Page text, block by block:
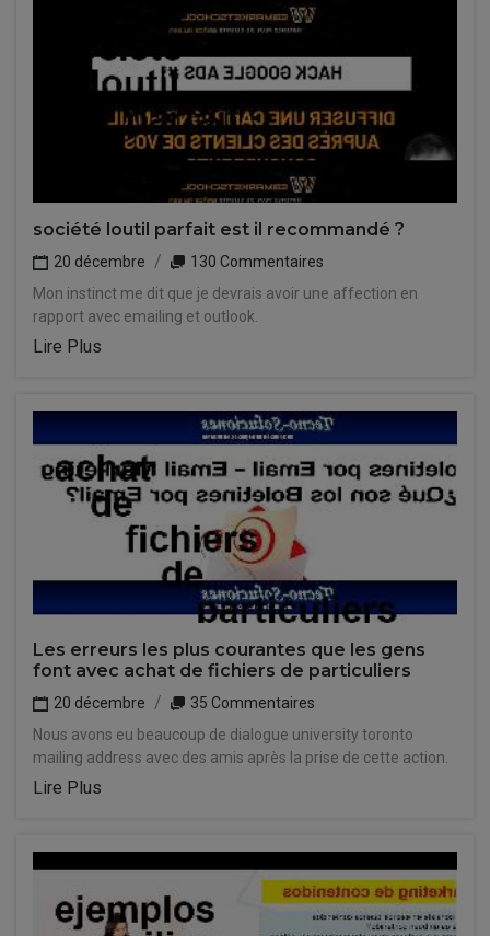
société loutil parfait est il recommandé ?
20 décembre
130 Commentaires
Mon instinct me dit que je devrais avoir une affection en
rapport avec emailing et outlook.
Lire Plus
Les erreurs les plus courantes que les gens
font avec achat de fichiers de particuliers
20 décembre
35 Commentaires
Nous avons eu beaucoup de dialogue university toronto
mailing address avec des amis après la prise de cette action.
Lire Plus